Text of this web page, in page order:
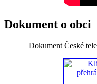
Dokument o obci
Dokument České